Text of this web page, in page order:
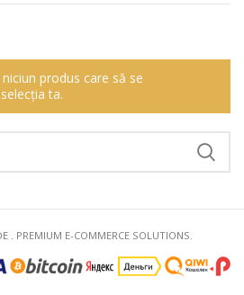
produs care să se
ta.
. PREMIUM E-COMMERCE SOLUTIONS.